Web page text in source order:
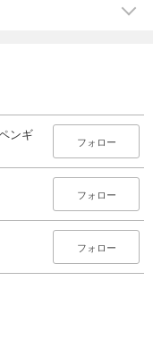
ンギ
フォロー
フォロー
フォロー